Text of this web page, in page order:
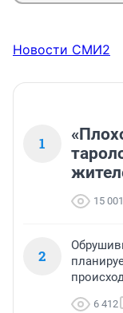
Новости СМИ2
1
15 001
2
6 412